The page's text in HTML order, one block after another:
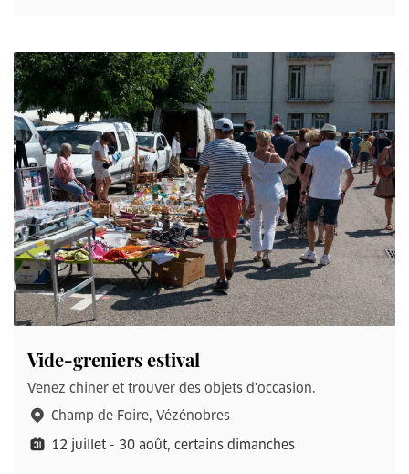
Vide-greniers estival
Venez chiner et trouver des objets d'occasion.
Champ de Foire, Vézénobres
12 juillet - 30 août, certains dimanches